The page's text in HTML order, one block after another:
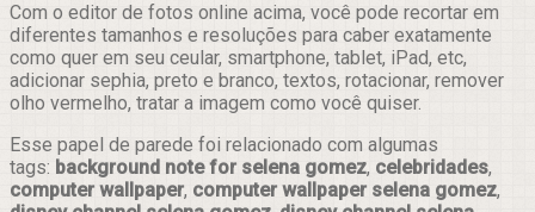
Com o editor de fotos online acima, você pode recortar em
diferentes tamanhos e resoluções para caber exatamente
como quer em seu ceular, smartphone, tablet, iPad, etc,
adicionar sephia, preto e branco, textos, rotacionar, remover
olho vermelho, tratar a imagem como você quiser.
Esse papel de parede foi relacionado com algumas
tags: background note for selena gomez, celebridades,
computer wallpaper, computer wallpaper selena gomez,